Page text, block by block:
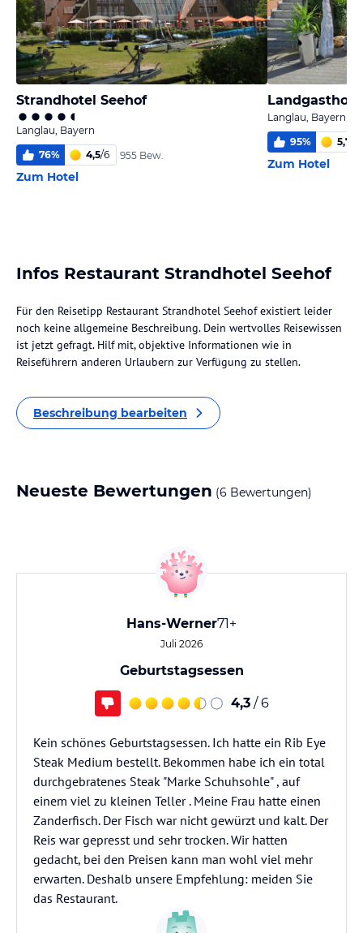
Strandhotel Seehof
Langlau, Bayern
76% 4,5/6 955 Bew.
Zum Hotel
Langlau, Bayern
95% 5,7
Zum Hotel
Infos Restaurant Strandhotel Seehof
Für den Reisetipp Restaurant Strandhotel Seehof existiert leider
noch keine allgemeine Beschreibung. Dein wertvolles Reisewissen
ist jetzt gefragt. Hilf mit, objektive Informationen wie in
Reiseführern anderen Urlaubern zur Verfügung zu stellen.
Beschreibung bearbeiten
Neueste Bewertungen (6 Bewertungen)
Hans-Werner71+
Juli 2026
Geburtstagsessen
4,3 / 6
Kein schönes Geburtstagsessen. Ich hatte ein Rib Eye
Steak Medium bestellt. Bekommen habe ich ein total
durchgebratenes Steak "Marke Schuhsohle" , auf
einem viel zu kleinen Teller . Meine Frau hatte einen
Zanderfisch. Der Fisch war nicht gewürzt und kalt. Der
Reis war gepresst und sehr trocken. Wir hatten
gedacht, bei den Preisen kann man wohl viel mehr
erwarten. Deshalb unsere Empfehlung: meiden Sie
das Restaurant.